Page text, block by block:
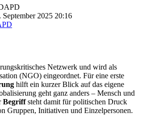
2025 20:16
Netzwerk und wird als
(NGO) eingeordnet. Für eine erste
hilft ein kurzer Blick auf das eigene
geht ganz anders – Mensch und
Begriffsteht damit für politischen Druck
Gruppen, Initiativen und Einzelpersonen.